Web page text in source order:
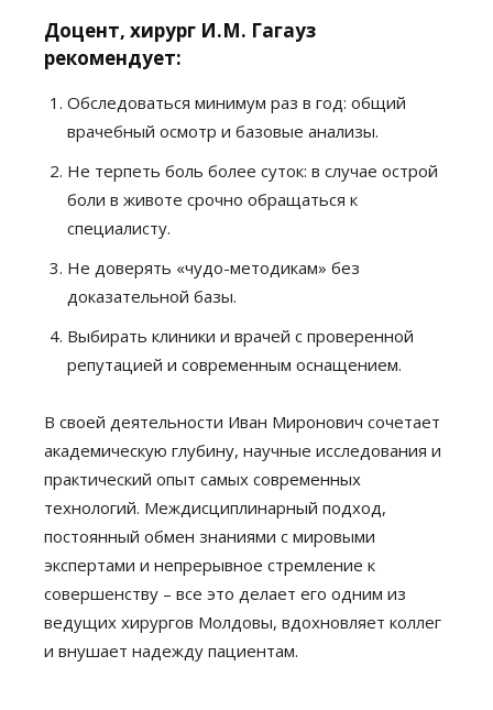
Доцент, хирург И.М. Гагауз
рекомендует:
Обследоваться минимум раз в год: общий
врачебный осмотр и базовые анализы.
Не терпеть боль более суток: в случае острой
боли в животе срочно обращаться к
специалисту.
Не доверять «чудо-методикам» без
доказательной базы.
Выбирать клиники и врачей с проверенной
репутацией и современным оснащением.
В своей деятельности Иван Миронович сочетает
академическую глубину, научные исследования и
практический опыт самых современных
технологий. Междисциплинарный подход,
постоянный обмен знаниями с мировыми
экспертами и непрерывное стремление к
совершенству – все это делает его одним из
ведущих хирургов Молдовы, вдохновляет коллег
и внушает надежду пациентам.